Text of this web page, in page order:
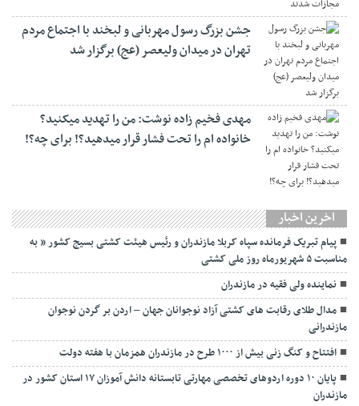
جشن بزرگ رسول مهربانی و لبخند با اجتماع مردم
تهران در میدان ولیعصر (عج) برگزار شد
مهدی فخیم زاده نوشت: من را تهدید میکنید؟
خانواده ام را‌ تحت فشار قرار میدهید؟! برای چه؟!
اخرین اخبار
پیام تبریک فرمانده سپاه کربلا مازندران و رئیس هیئت کشتی بسیج کشور ” به
مناسبت ۵ شهریورماه روز ملی کشتی
نماينده ولی فقیه در مازندران
مدال طلای رقابت های کشتی آزاد نوجوانان جهان – اردن بر گردن نوجوان
مازندرانی
افتتاح و کنگ زنی بیش از ۱۰۰۰ طرح در مازندران همزمان با هفته دولت
پایان ۱۰ دوره اردوهای تخصصی مهارتی تابستانه دانش آموزان ۱۷ استان کشور در
مازندران